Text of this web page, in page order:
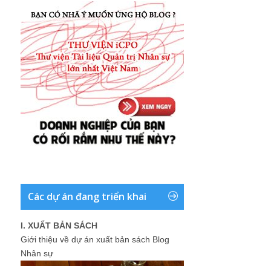
Các dự án đang triển khai
I. XUẤT BẢN SÁCH
Giới thiệu về dự án xuất bản sách Blog
Nhân sự